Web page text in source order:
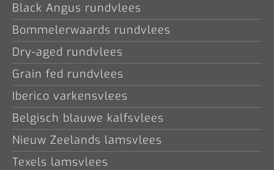
Black Angus rundvlees
Bommelerwaards rundvlees
Dry-aged rundvlees
Grain fed rundvlees
Iberico varkensvlees
Belgisch blauwe kalfsvlees
Nieuw Zeelands lamsvlees
Texels lamsvlees